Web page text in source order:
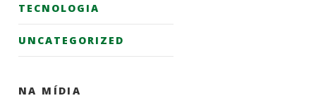
TECNOLOGIA
UNCATEGORIZED
NA MÍDIA